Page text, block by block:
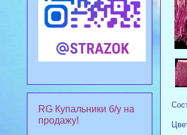
RG Купальники б/у на
продажу!